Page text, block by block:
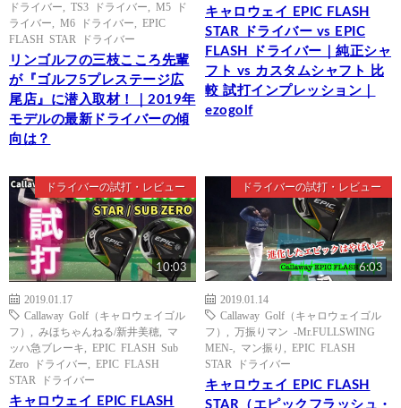
ドライバー
TS3 ドライバー
M5 ド
ライバー
M6 ドライバー
EPIC
FLASH STAR ドライバー
リンゴルフの三枝こころ先輩
が『ゴルフ5プレステージ広
尾店』に潜入取材！｜2019年
モデルの最新ドライバーの傾
向は？
キャロウェイ EPIC FLASH
STAR ドライバー vs EPIC
FLASH ドライバー｜純正シャ
フト vs カスタムシャフト 比
較 試打インプレッション｜
ezogolf
ドライバーの試打・レビュー
10:03
2019.01.17
Callaway Golf（キャロウェイゴル
フ）
みほちゃんねる/新井美穂
マ
ッハ急ブレーキ
EPIC FLASH Sub
Zero ドライバー
EPIC FLASH
STAR ドライバー
キャロウェイ EPIC FLASH
ドライバーの試打・レビュー
6:03
2019.01.14
Callaway Golf（キャロウェイゴル
フ）
万振りマン -Mr.FULLSWING
MEN-
マン振り
EPIC FLASH
STAR ドライバー
キャロウェイ EPIC FLASH
STAR（エピックフラッシュ・